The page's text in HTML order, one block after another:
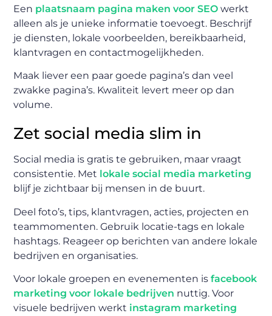
Een plaatsnaam pagina maken voor SEO werkt
alleen als je unieke informatie toevoegt. Beschrijf
je diensten, lokale voorbeelden, bereikbaarheid,
klantvragen en contactmogelijkheden.
Maak liever een paar goede pagina’s dan veel
zwakke pagina’s. Kwaliteit levert meer op dan
volume.
Zet social media slim in
Social media is gratis te gebruiken, maar vraagt
consistentie. Met lokale social media marketing
blijf je zichtbaar bij mensen in de buurt.
Deel foto’s, tips, klantvragen, acties, projecten en
teammomenten. Gebruik locatie-tags en lokale
hashtags. Reageer op berichten van andere lokale
bedrijven en organisaties.
Voor lokale groepen en evenementen isfacebook
marketing voor lokale bedrijven nuttig. Voor
visuele bedrijven werkt instagram marketing